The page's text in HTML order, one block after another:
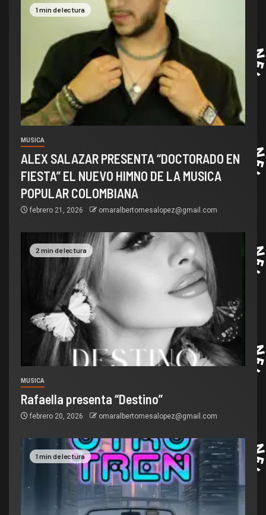
1 min de lectura
MUSICA
ALEX SALAZAR PRESENTA “DOCTORADO EN
FIESTA” EL NUEVO HIMNO DE LA MUSICA
POPULAR COLOMBIANA
febrero 21, 2026 omaralbertomesalopez@gmail.com
2 min de lectura
MUSICA
Rafaella presenta “Destino”
febrero 20, 2026 omaralbertomesalopez@gmail.com
1 min de lectura